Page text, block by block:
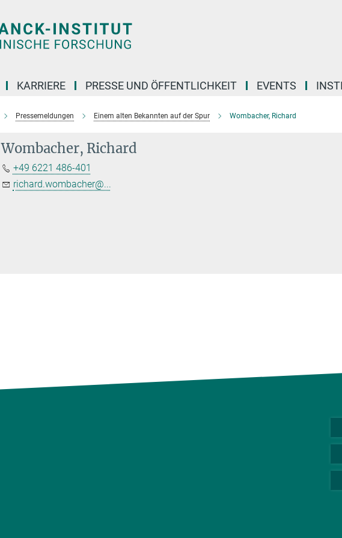
KARRIERE PRESSE UND ÖFFENTLICHKEIT EVENTS
Pressemeldungen Einem alten Bekannten auf der Spur Wombacher, Richard
Wombacher, Richard
+49 6221 486-401
richard.wombacher@...